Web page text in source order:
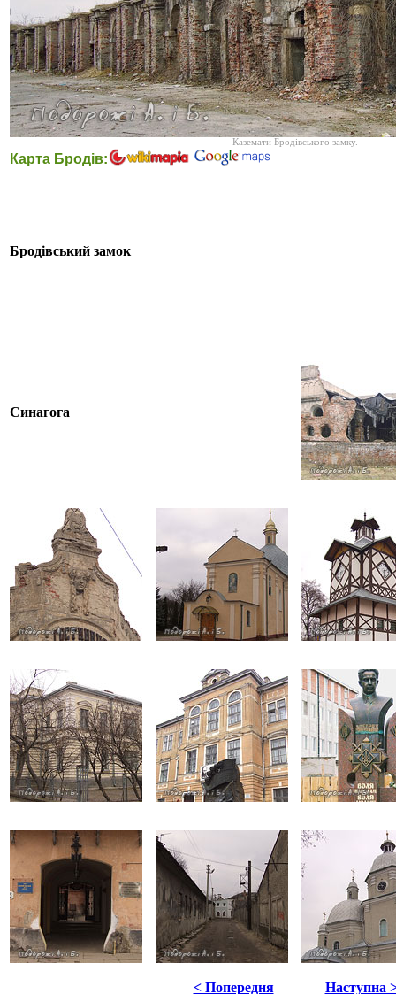
Каземати Бродівського замку.
Карта Бродів:
Бродівський замок
Синагога
< Попередня Наступна